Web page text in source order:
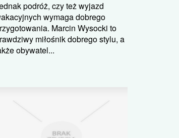
podróż, czy też wyjazd
wymaga dobrego
Marcin Wysocki to
miłośnik dobrego stylu, a
obywatel...